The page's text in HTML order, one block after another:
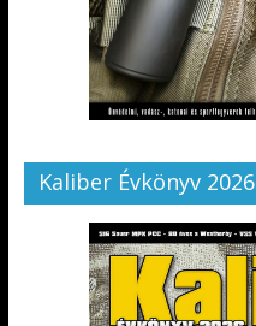
Kaliber Évkönyv 2026